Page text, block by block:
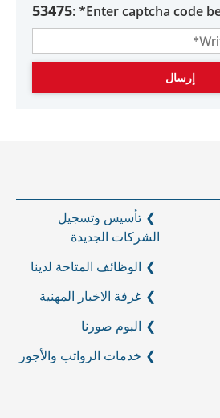
Enter captcha code
53475
تأسيس وتسجيل
الشركات الجديدة
الوظائف المتاحة لدينا
غرفة الاخبار المهنية
البوم صورنا
خدمات الرواتب والأجور